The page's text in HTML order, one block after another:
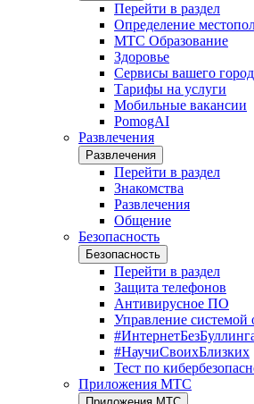
Перейти в раздел
Определение
МТС Образование
Здоровье
Сервисы вашего
Тарифы на услуги
Мобильные вакансии
PomogAI
Развлечения
Развлечения
Перейти в раздел
Знакомства
Развлечения
Общение
Безопасность
Безопасность
Перейти в раздел
Защита телефонов
Антивирусное ПО
Управление системой
#НаучиСвоихБлизких
Тест по
Приложения МТС